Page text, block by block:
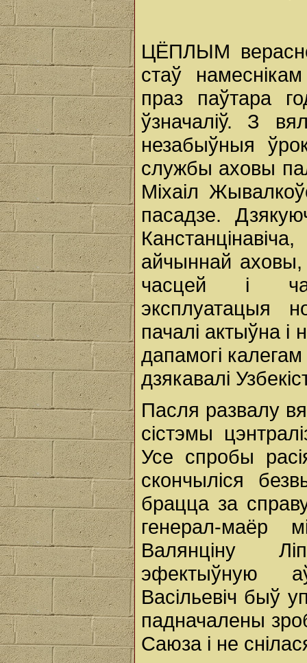
ЦЁПЛЫМ
стаў
праз паўтара
ўзначаліў. З
незабыўныя
службы аховы
Міхаіл
пасадзе.
айчыннай
часцей і
эксплуатацыя
пачалі актыўна і
дапамогі
дзякавалі
Пасля развалу
сістэмы
Усе спробы
скончыліся
брацца за
генерал-маёр
Валянціну
эфектыўную
Васільевіч быў
падначалены
Саюза і не